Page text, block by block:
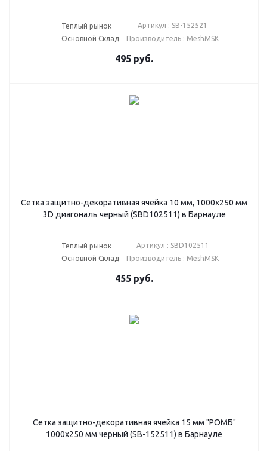
Теплый рынок
Основной Склад
Артикул : SB-152521
Производитель : MeshMSK
495 руб.
Сетка защитно-декоративная ячейка 10 мм, 1000х250 мм
3D диагональ черный (SBD102511) в Барнауле
Теплый рынок
Основной Склад
Артикул : SBD102511
Производитель : MeshMSK
455 руб.
Сетка защитно-декоративная ячейка 15 мм "РОМБ"
1000х250 мм черный (SB-152511) в Барнауле